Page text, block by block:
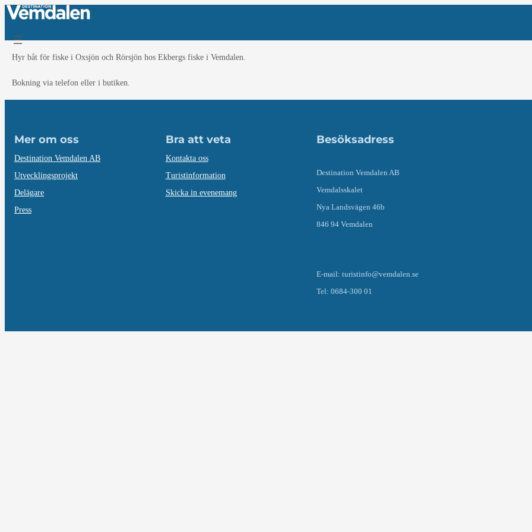
Hoppa
Hyr båt för fiske i Oxsjön och Rörsjön hos Ekbergs fiske i Vemdalen.
Bokning via telefon eller i butiken.
Mer om oss
Destination Vemdalen AB
Utvecklingsprojekt
Delägare
Press
Bra att veta
Kontakta oss
Turistinformation
Skicka in evenemang
Besöksadress
Destination Vemdalen AB
Vemdalsskalet
Nya Landsvägen 46b
846 94 Vemdalen
E-mail: turistinfo@vemdalen.se
Tel: 0684-300 01